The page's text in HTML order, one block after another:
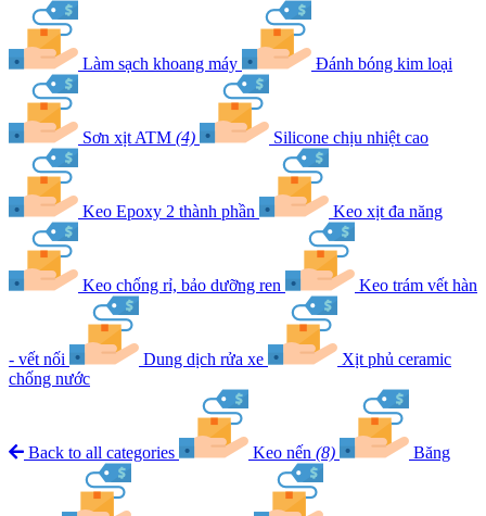
Làm sạch khoang máy Đánh bóng kim loại
Sơn xịt ATM (4) Silicone chịu nhiệt cao
Keo Epoxy 2 thành phần Keo xịt đa năng
Keo chống rỉ, bảo dưỡng ren Keo trám vết hàn
- vết nối Dung dịch rửa xe
Xịt phủ ceramic
chống nước
Back to all categories Keo nến (8) Băng